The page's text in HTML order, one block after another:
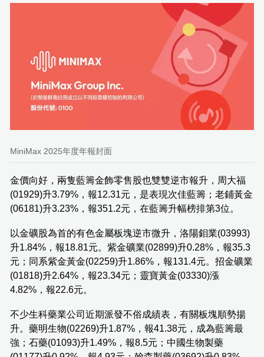
MiniMax 2025年度年報封面
金價向好，兩隻藍籌金飾零售股也雙雙逆市報升，周大福
(01929)升3.79%，報12.31元，是表現次佳藍籌；老鋪黃金
(06181)升3.23%，報351.2元，在藍籌升幅榜排第3位。
以金礦股為首的有色金屬板塊逆市微升，洛陽鉬業(03993)
升1.84%，報18.81元。紫金礦業(02899)升0.28%，報35.3
元；同系紫金黃金(02259)升1.86%，報131.4元。招金礦業
(01818)升2.64%，報23.34元；靈寶黃金(03330)漲
4.82%，報22.6元。
不少生科藥業公司近期派發不俗成績表，有關板塊順勢揚
升。藥明生物(02269)升1.87%，報41.38元，成為藍籌最
強；石藥(01093)升1.49%，報8.5元；中國生物製藥